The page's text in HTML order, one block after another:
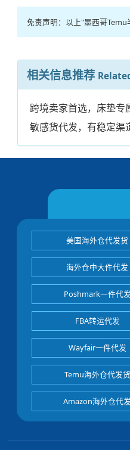
免责声明：以上"墨西哥
相关信息推荐
跨境卖家首选，床垫专
敏感货代发，有稳定渠
美国海外仓代发货
海外仓中大件代发
Poshmark一件代发
FBA转运代发
Wayfair一件代发
Temu海外仓代发货
Amazon海外仓代发